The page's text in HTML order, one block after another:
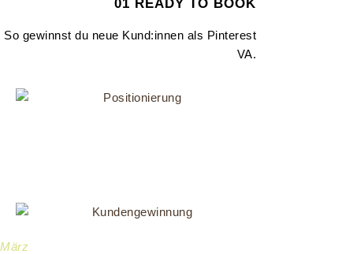
01 READY TO BOOK
So gewinnst du neue Kund:innen als Pinterest
VA.
März